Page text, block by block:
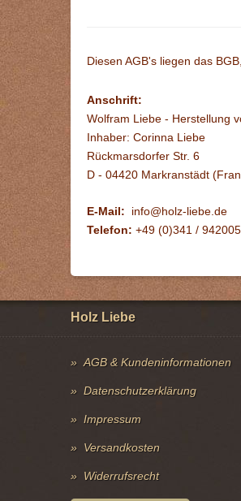
Diesen AGB's liegen das
Anschrift:
Wolfram Liebe - Herstellung
Inhaber: Corinna Liebe
Rückmarsdorfer Str. 6
D - 04420 Markranstädt
E-Mail:
info@holz-liebe.de
Telefon: +49 (0)341 /
Holz Liebe
AGB & Kundeninformationen
Datenschutzerklärung
Impressum
Versandkosten
Widerrufsrecht